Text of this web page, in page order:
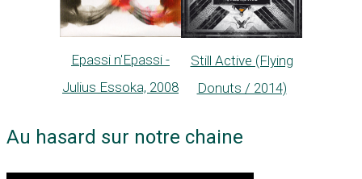
Epassi n'Epassi -
Julius Essoka, 2008
Still Active (Flying
Donuts / 2014)
Au hasard sur notre chaine